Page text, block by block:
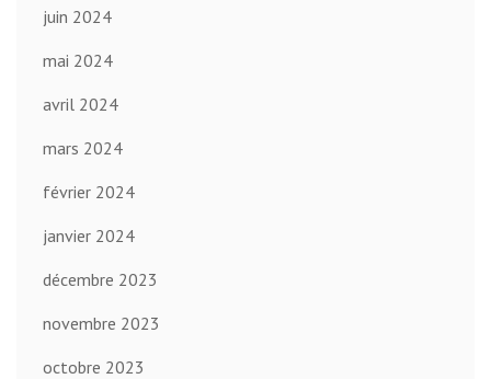
juin 2024
mai 2024
avril 2024
mars 2024
février 2024
janvier 2024
décembre 2023
novembre 2023
octobre 2023